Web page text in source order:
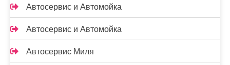
Автосервис и Автомойка
Автосервис и Автомойка
Автосервис Миля